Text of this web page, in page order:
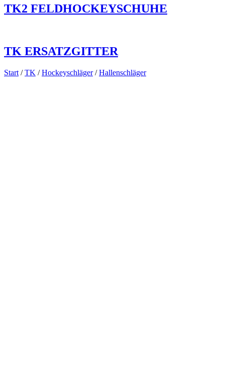
TK2 FELDHOCKEYSCHUHE
TK ERSATZGITTER
Start /TK /Hockeyschläger/Hallenschläger